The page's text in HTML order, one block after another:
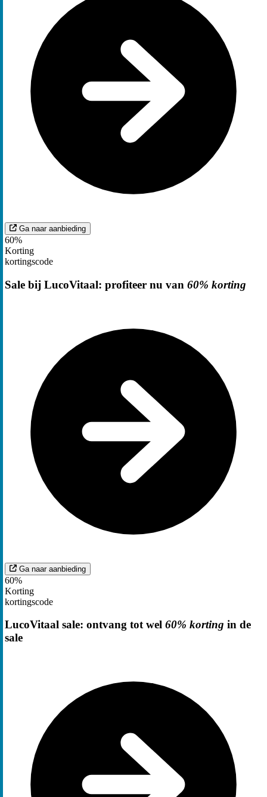
Ga naar aanbieding
60%
Korting
kortingscode
Sale bij LucoVitaal: profiteer nu van 60% korting
Ga naar aanbieding
60%
Korting
kortingscode
LucoVitaal sale: ontvang tot wel 60% korting in de
sale